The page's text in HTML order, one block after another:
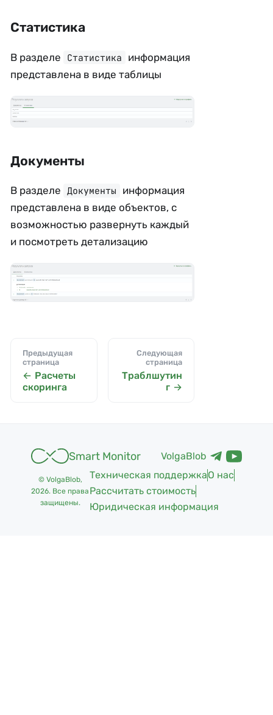
Статистика
В разделе Статистика
информация
представлена в виде таблицы
Документы
В разделе Документы
информация
представлена в виде объектов, с
возможностью развернуть каждый
и посмотреть детализацию
Предыдущая
страница
Расчеты
скоринга
Следующая
страница
Траблшутин
г
Smart Monitor VolgaBlob
© VolgaBlob,
2026. Все права
защищены.
Техническая поддержкаО нас
Рассчитать стоимость
Юридическая информация